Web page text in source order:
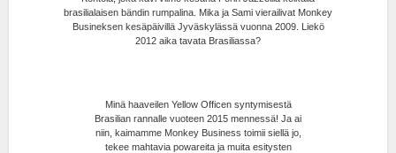
brasilialaisen bändin rumpalina. Mika ja Sami vierailivat Monkey
Busineksen kesäpäivillä Jyväskylässä vuonna 2009. Liekö
2012 aika tavata Brasiliassa?
Minä haaveilen Yellow Officen syntymisestä
Brasilian rannalle vuoteen 2015 mennessä! Ja ai
niin, kaimamme Monkey Business toimii siellä jo,
tekee mahtavia powareita ja muita esitysten